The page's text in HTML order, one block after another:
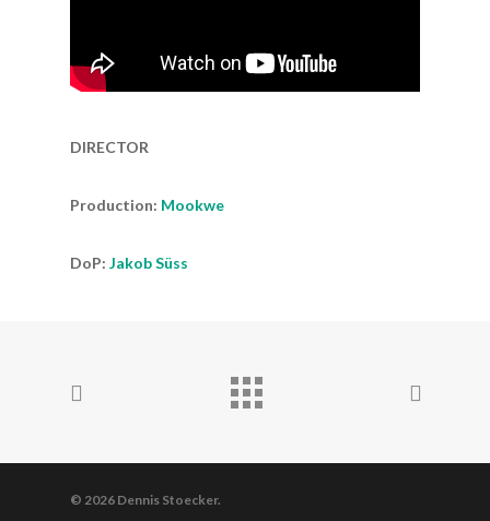
DIRECTOR
Production: Mookwe
DoP: Jakob Süss
© 2026 Dennis Stoecker.